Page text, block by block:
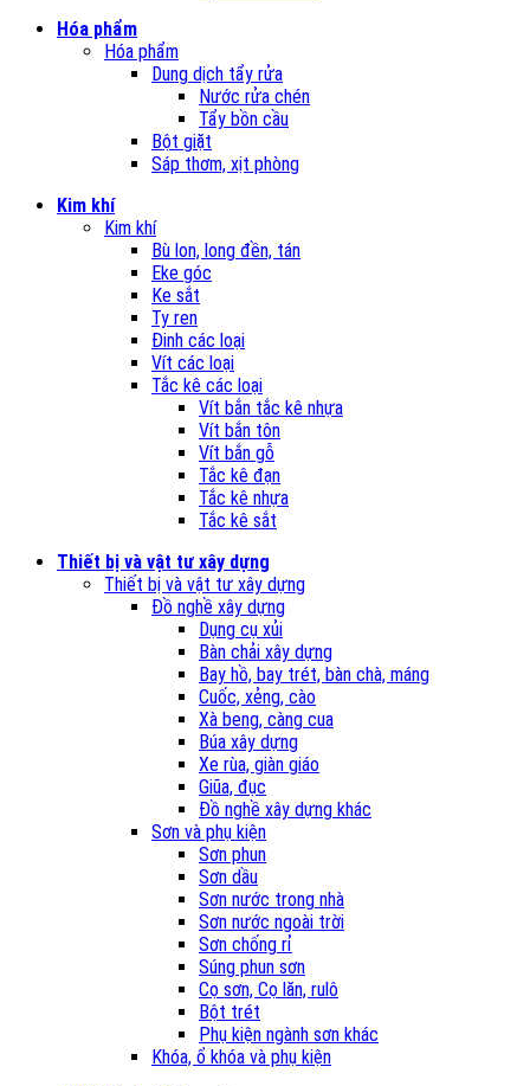
Hóa phẩm
Hóa phẩm
Dung dịch tẩy rửa
Nước rửa chén
Tẩy bồn cầu
Bột giặt
Sáp thơm, xịt phòng
Kim khí
Kim khí
Bù lon, long đền, tán
Eke góc
Ke sắt
Ty ren
Đinh các loại
Vít các loại
Tắc kê các loại
Vít bắn tắc kê nhựa
Vít bắn tôn
Vít bắn gỗ
Tắc kê đạn
Tắc kê nhựa
Tắc kê sắt
Thiết bị và vật tư xây dựng
Thiết bị và vật tư xây dựng
Đồ nghề xây dựng
Dụng cụ xủi
Bàn chải xây dựng
Bay hồ, bay trét, bàn chà, máng
Cuốc, xẻng, cào
Xà beng, càng cua
Búa xây dựng
Xe rùa, giàn giáo
Giũa, đục
Đồ nghề xây dựng khác
Sơn và phụ kiện
Sơn phun
Sơn dầu
Sơn nước trong nhà
Sơn nước ngoài trời
Sơn chống rỉ
Súng phun sơn
Cọ sơn, Cọ lăn, rulô
Bột trét
Phụ kiện ngành sơn khác
Khóa, ổ khóa và phụ kiện